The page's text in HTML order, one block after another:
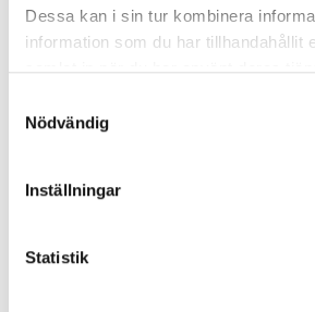
Dessa kan i sin tur kombinera
information som du har tillhandahållit
samlat in när du har använt deras
Nödvändig
Inställningar
Statistik